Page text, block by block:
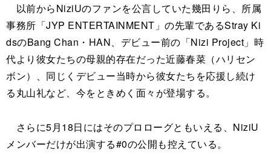
以前からNiziUのファンを公言していた幾田りら、所属
事務所「JYP ENTERTAINMENT」の先輩であるStray Ki
dsのBang Chan・HAN、デビュー前の「Nizi Project」時
代より彼女たちの母親的存在だった近藤春菜（ハリセン
ボン）、同じくデビュー当時から彼女たちを応援し続け
る丸山礼など、今をときめく面々が登場する。
さらに5月18日にはそのプロローグともいえる、NiziU
メンバーだけが出演する#0の公開も控えている。